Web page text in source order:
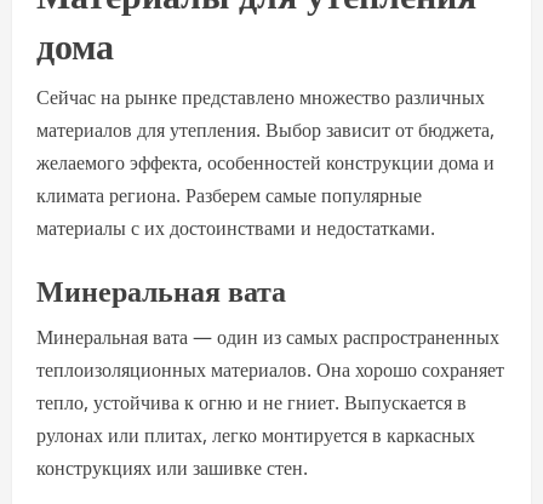
дома
Сейчас на рынке представлено множество различных
материалов для утепления. Выбор зависит от бюджета,
желаемого эффекта, особенностей конструкции дома и
климата региона. Разберем самые популярные
материалы с их достоинствами и недостатками.
Минеральная вата
Минеральная вата — один из самых распространенных
теплоизоляционных материалов. Она хорошо сохраняет
тепло, устойчива к огню и не гниет. Выпускается в
рулонах или плитах, легко монтируется в каркасных
конструкциях или зашивке стен.